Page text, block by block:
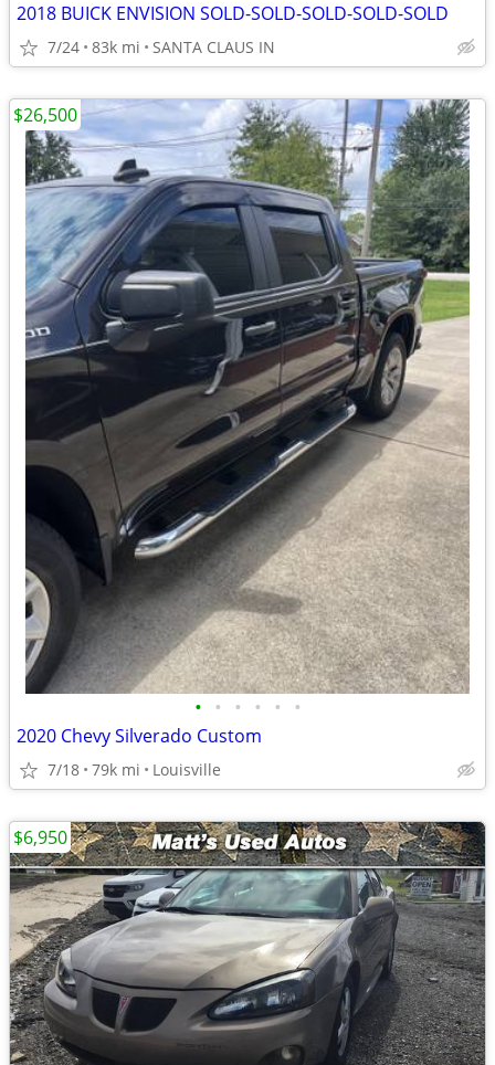
2018 BUICK ENVISION SOLD-SOLD-SOLD-SOLD-SOLD
7/24 83k mi SANTA CLAUS IN
• • • • • •
2020 Chevy Silverado Custom
7/18 79k mi Louisville
$26,500
$6,950